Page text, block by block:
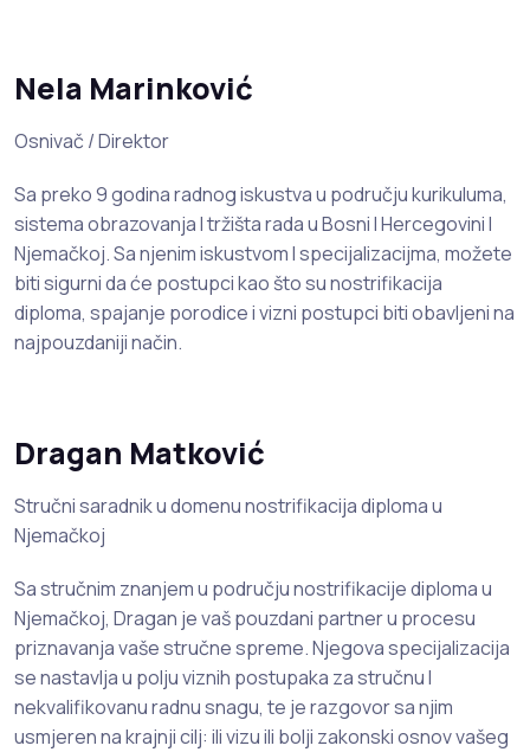
Nela Marinković
Osnivač / Direktor
Sa preko 9 godina radnog iskustva u području kurikuluma,
sistema obrazovanja I tržišta rada u Bosni I Hercegovini I
Njemačkoj. Sa njenim iskustvom I specijalizacijma, možete
biti sigurni da će postupci kao što su nostrifikacija
diploma, spajanje porodice i vizni postupci biti obavljeni na
najpouzdaniji način.
Dragan Matković
Stručni saradnik u domenu nostrifikacija diploma u
Njemačkoj
Sa stručnim znanjem u području nostrifikacije diploma u
Njemačkoj, Dragan je vaš pouzdani partner u procesu
priznavanja vaše stručne spreme. Njegova specijalizacija
se nastavlja u polju viznih postupaka za stručnu I
nekvalifikovanu radnu snagu, te je razgovor sa njim
usmjeren na krajnji cilj: ili vizu ili bolji zakonski osnov vašeg